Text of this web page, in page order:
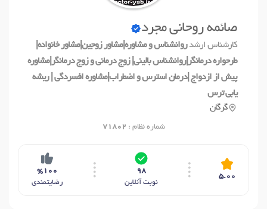
صائمه روحانی مجرد
کارشناس ارشدروانشناس و مشاوره|مشاور زوجین|مشاور خانواده|
طرحواره درمانگر|روانشناس بالینی| زوج درمانی و زوج درمانگر|مشاوره
پیش از ازدواج |درمان استرس و اضطراب|مشاوره افسردگی | ریشه
یابی ترس
گرگان
شماره نظام : 71802
5.00
98
نوبت آنلاین
%100
رضایتمندی